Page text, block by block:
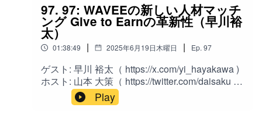
97. 97: WAVEEの新しい人材マッチ
ング Give to Earnの革新性（早川裕
太）
01:38:49 | 2025年6月19日木曜日 | Ep. 97
ゲスト: 早川 裕太（ https://x.com/yi_hayakawa )
ホスト: 山本 大策（ https://twitter.com/daisaku ）
概要:従来の人材紹介業界に革新をもたらす
WAVEEの取り組みと、AI・Web3などのテクノ
Play